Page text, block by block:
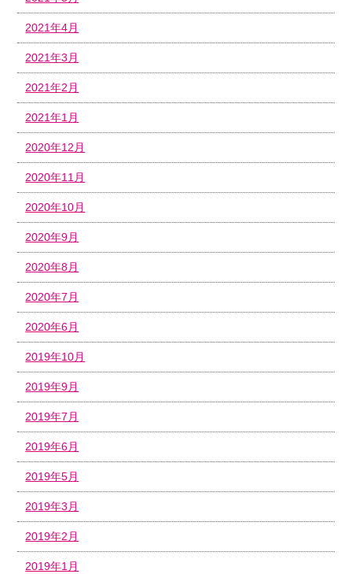
2021年4月
2021年3月
2021年2月
2021年1月
2020年12月
2020年11月
2020年10月
2020年9月
2020年8月
2020年7月
2020年6月
2019年10月
2019年9月
2019年7月
2019年6月
2019年5月
2019年3月
2019年2月
2019年1月